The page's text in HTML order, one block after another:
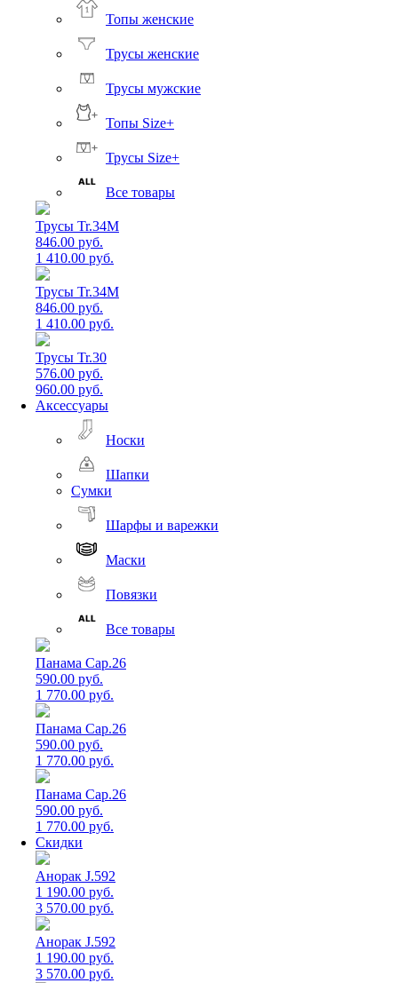
Топы женские
Трусы женские
Трусы мужские
Топы Size+
Трусы Size+
Все товары
Трусы Tr.34M
846.00 руб.
1 410.00 руб.
Трусы Tr.34M
846.00 руб.
1 410.00 руб.
Трусы Tr.30
576.00 руб.
960.00 руб.
Аксессуары
Носки
Шапки
Сумки
Шарфы и варежки
Маски
Повязки
Все товары
Панама Cap.26
590.00 руб.
1 770.00 руб.
Панама Cap.26
590.00 руб.
1 770.00 руб.
Панама Cap.26
590.00 руб.
1 770.00 руб.
Скидки
Анорак J.592
1 190.00 руб.
3 570.00 руб.
Анорак J.592
1 190.00 руб.
3 570.00 руб.